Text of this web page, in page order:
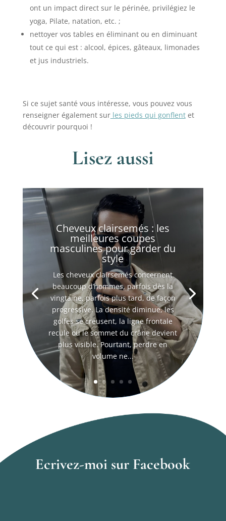
ont un impact direct sur le périnée, privilégiez le
yoga, Pilate, natation, etc. ;
nettoyer vos tables en éliminant ou en diminuant
tout ce qui est : alcool, épices, gâteaux, limonades
et jus industriels.
Si ce sujet santé vous intéresse, vous pouvez vous
renseigner également surles pieds qui gonflentet
découvrir pourquoi !
Lisez aussi
Cheveux clairsemés : les
meilleures coupes
masculines pour garder du
style
Les cheveux clairsemés concernent
beaucoup d’hommes, parfois dès la
vingtaine, parfois plus tard, de façon
progressive. La densité diminue, les
golfes se creusent, la ligne frontale
recule ou le sommet du crâne devient
plus visible. Pourtant, perdre en
volume ne...
Ecrivez-moi sur Facebook